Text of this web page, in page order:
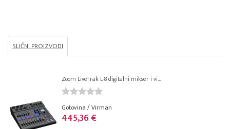
SLIČNI PROIZVODI
Zoom LiveTrak L-8 digitalni mikser i vi...
Gotovina / Virman
445,36 €